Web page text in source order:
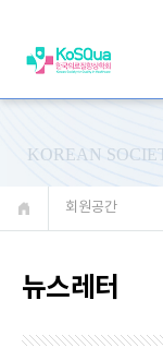
KOREAN
회원공간
뉴스레터